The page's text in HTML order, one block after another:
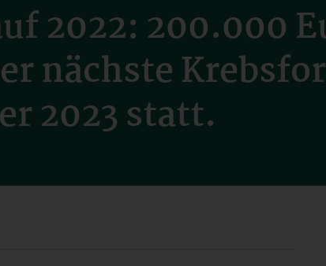
2022: 200.000
nächste
2023 statt.